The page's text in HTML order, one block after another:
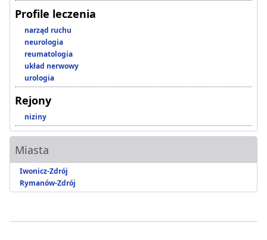
Profile leczenia
narząd ruchu
neurologia
reumatologia
układ nerwowy
urologia
Rejony
niziny
Miasta
Iwonicz-Zdrój
Rymanów-Zdrój